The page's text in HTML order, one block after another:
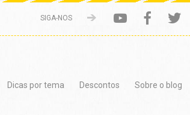
Dicas por tema Descontos Sobre o blog
SIGA-NOS